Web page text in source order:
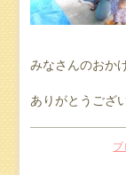
みなさんのおか
ありがとうござ
ブ